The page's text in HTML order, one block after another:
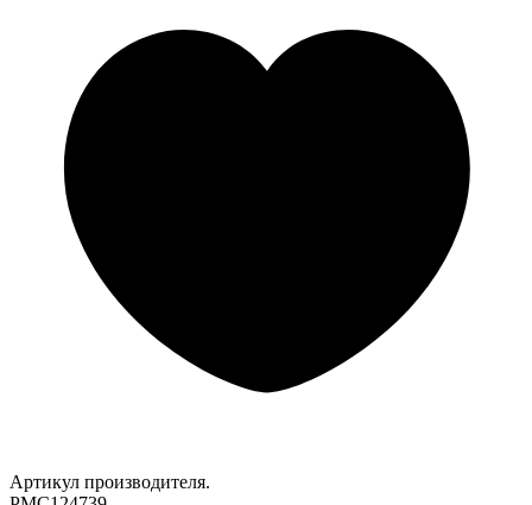
Артикул производителя.